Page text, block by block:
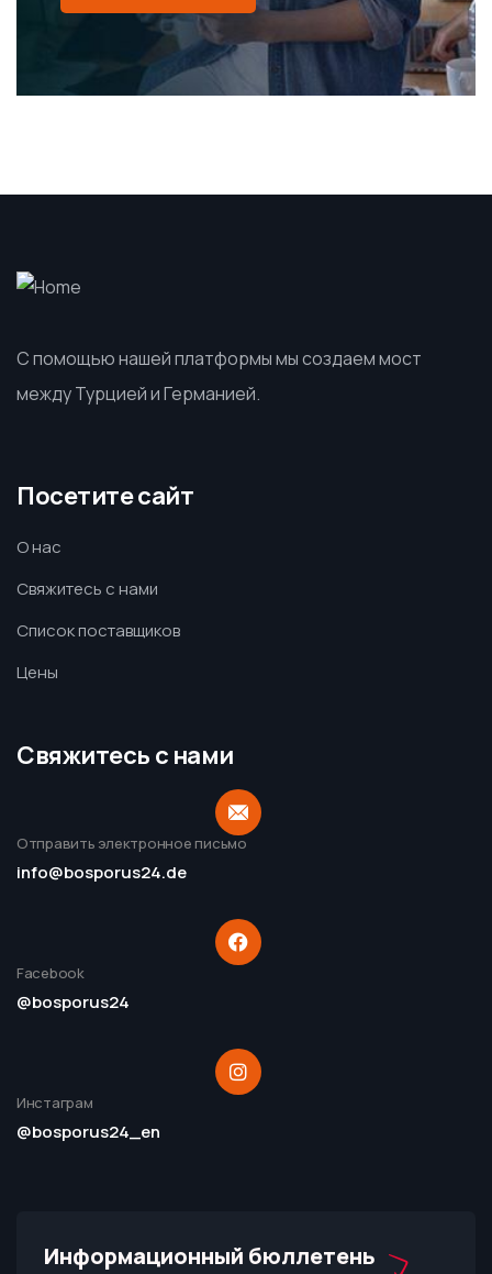
С помощью нашей платформы мы создаем мост
между Турцией и Германией.
Посетите сайт
О нас
Свяжитесь с нами
Список поставщиков
Цены
Свяжитесь с нами
Отправить электронное письмо
info@bosporus24.de
Facebook
@bosporus24
Инстаграм
@bosporus24_en
Информационный бюллетень